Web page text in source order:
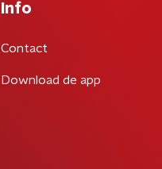
Info
Contact
Download de app